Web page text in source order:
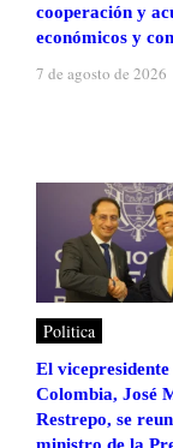
cooperación y
económicos y
7 de agosto de 2026
Politica
El vicepresidente
Colombia, José
Restrepo, se